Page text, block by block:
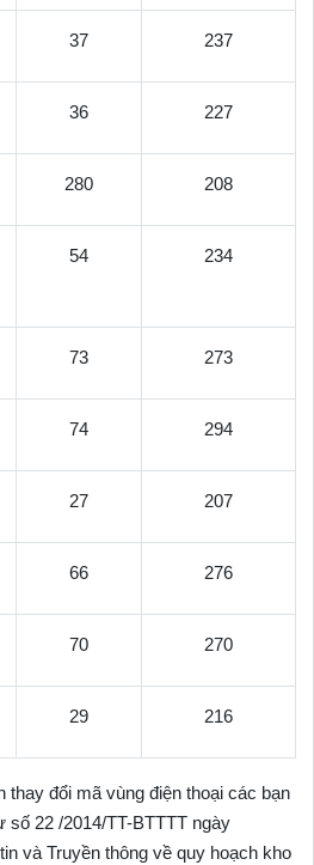
37 237
36 227
280 208
54 234
73 273
74 294
27 207
66 276
70 270
29 216
thay đổi mã vùng điện thoại các bạn
số 22 /2014/TT-BTTTT ngày
và Truyền thông về quy hoạch kho